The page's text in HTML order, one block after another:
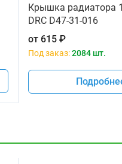
Крышка радиатора
DRC D47-31-016
от 615 ₽
Под заказ:2084 шт.